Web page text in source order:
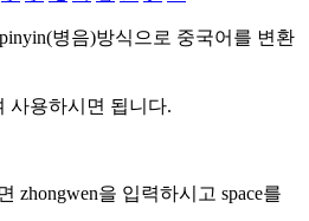
병음)방식으로 중국어를 변환
사용하시면 됩니다.
zhongwen을 입력하시고 space를